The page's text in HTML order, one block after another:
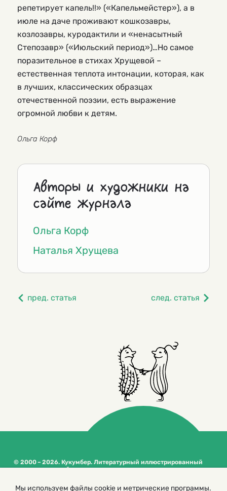
репетирует капель!!» («Капельмейстер»), а в
июле на даче проживают кошкозавры,
козлозавры, куродактили и «ненасытный
Степозавр» («Июльский период»)…Но самое
поразительное в стихах Хрущевой –
естественная теплота интонации, которая, как
в лучших, классических образцах
отечественной поэзии, есть выражение
огромной любви к детям.
Ольга Корф
Авторы и художники на
сайте журнала
Ольга Корф
Наталья Хрущева
пред. статья след. статья
© 2000 – 2026. Кукумбер. Литературный иллюстрированный
журнал для детей
сайта
Мы используем файлы cookie и метрические программы.